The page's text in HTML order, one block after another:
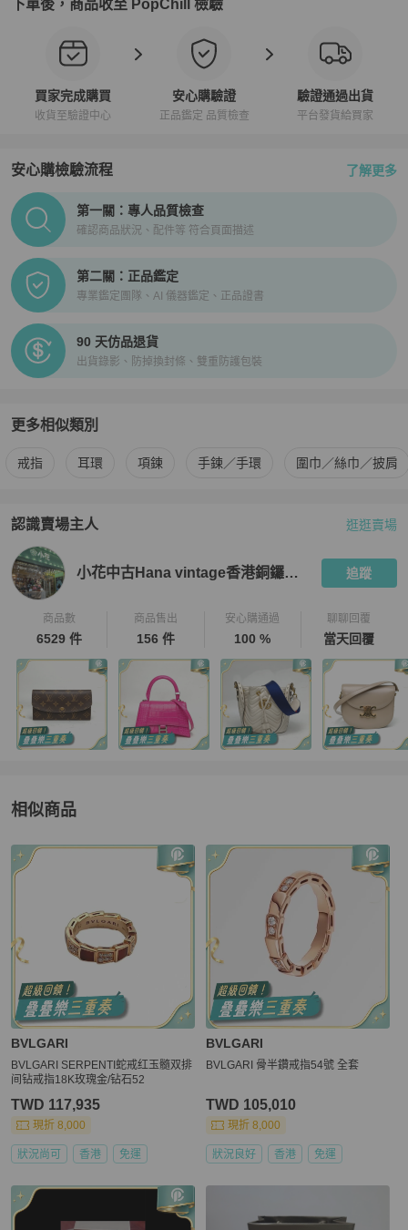
下單後，商品收至 PopChill 檢驗
買家完成購買
收貨至驗證中心
安心購驗證
正品鑑定 品質檢查
驗證通過出貨
平台發貨給買家
安心購檢驗流程 了解更多
PopChill拍拍圈正品驗證、安心購檢驗流程介紹
第一關：專人品質檢查
確認商品狀況、配件等 符合頁面描述
第二關：正品鑑定
專業鑑定團隊、AI 儀器鑑定、正品證書
90 天仿品退貨
出貨錄影、防掉換封條、雙重防護包裝
更多相似類別
更多BVLGARI女士配件相似商品推薦
戒指 耳環 項鍊 手鍊／手環 圍巾／絲巾／披肩
認識賣場主人
PopChill 拍拍圈嚴選賣家 小花中古Hana vintage香港銅鑼灣店
逛逛賣場
小花中古Hana vintage香港銅鑼灣店 追蹤
商品數
6529 件
商品售出
156 件
安心購通過
100 %
聊聊回覆
當天回覆
相似商品
更多相似BVLGARI女士配件推薦精品
BVLGARI
BVLGARI SERPENTI蛇戒红玉髓双排
间钻戒指18K玫瑰金/钻石52
TWD 117,935
現折 8,000
狀況尚可 香港 免運
BVLGARI
BVLGARI 骨半鑽戒指54號 全套
TWD 105,010
現折 8,000
狀況良好 香港 免運